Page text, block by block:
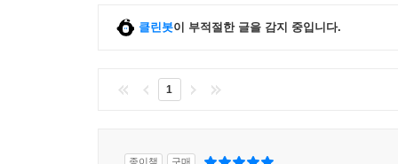
클린봇이 부적절한 글을 감지 중입니다.
1
종이책 구매